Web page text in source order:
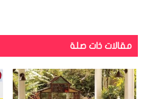
مقالات ذات صلة